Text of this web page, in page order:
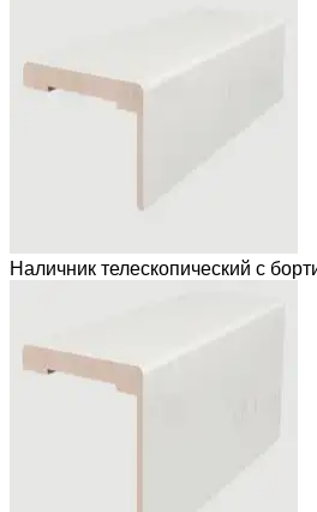
Наличник телескопический с